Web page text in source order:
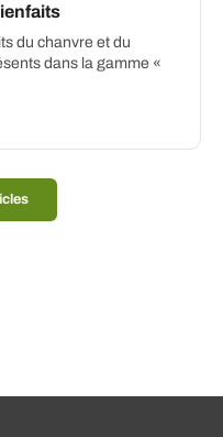
du chanvre et du
dans la gamme «